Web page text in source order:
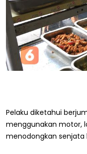
Pelaku diketahui
menggunakan motor,
menodongkan senjata